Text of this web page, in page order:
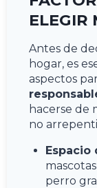
ELEGIR
Antes de
hogar, es
aspectos
hacerse de
no
Espacio
perro